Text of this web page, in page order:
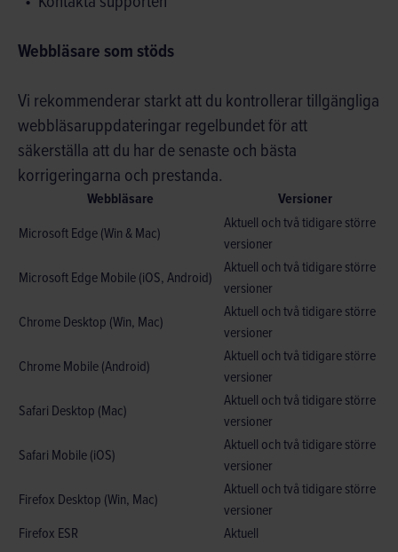
Webbläsare som stöds
Vi rekommenderar starkt att du kontrollerar tillgängliga
webbläsaruppdateringar regelbundet för att
säkerställa att du har de senaste och bästa
korrigeringarna och prestanda.
Webbläsare Versioner
Microsoft Edge (Win & Mac)
Aktuell och två tidigare större
versioner
Microsoft Edge Mobile (iOS, Android)
Aktuell och två tidigare större
versioner
Chrome Desktop (Win, Mac)
Aktuell och två tidigare större
versioner
Chrome Mobile (Android)
Aktuell och två tidigare större
versioner
Safari Desktop (Mac)
Aktuell och två tidigare större
versioner
Safari Mobile (iOS)
Aktuell och två tidigare större
versioner
Firefox Desktop (Win, Mac)
Aktuell och två tidigare större
versioner
Firefox ESR
Aktuell